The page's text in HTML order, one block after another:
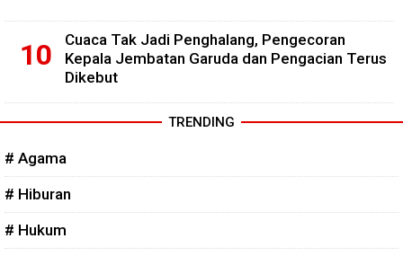
Cuaca Tak Jadi Penghalang, Pengecoran
Kepala Jembatan Garuda dan Pengacian Terus
Dikebut
TRENDING
# Agama
# Hiburan
# Hukum